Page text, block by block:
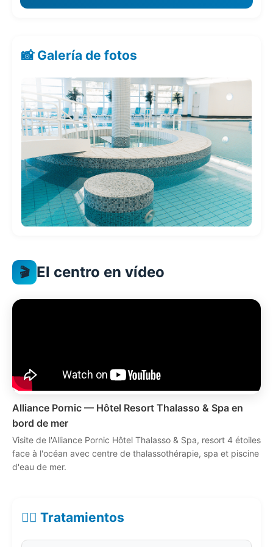
📸 Galería de fotos
🎬 El centro en vídeo
Alliance Pornic — Hôtel Resort Thalasso & Spa en
bord de mer
Visite de l'Alliance Pornic Hôtel Thalasso & Spa, resort 4 étoiles
face à l'océan avec centre de thalassothérapie, spa et piscine
d'eau de mer.
💆‍♀️ Tratamientos